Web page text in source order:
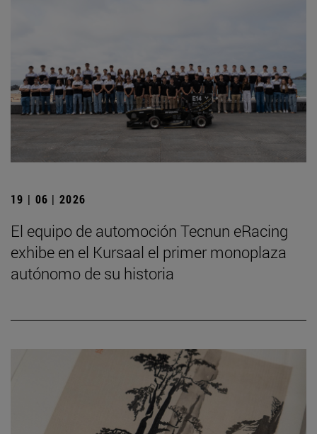
19 | 06 | 2026
El equipo de automoción Tecnun eRacing
exhibe en el Kursaal el primer monoplaza
autónomo de su historia